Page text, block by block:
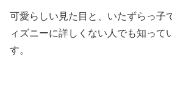
可愛らしい見た目と、いたずらっ子
ィズニーに詳しくない人でも知って
す。